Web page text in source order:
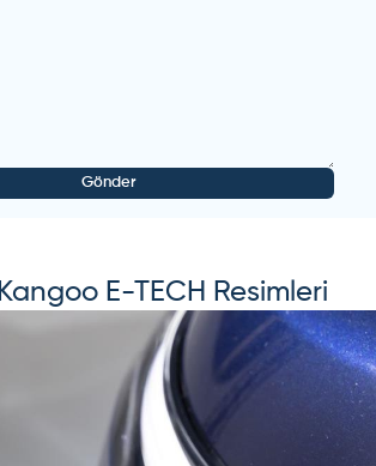
Gönder
Kangoo E-TECH Resimleri